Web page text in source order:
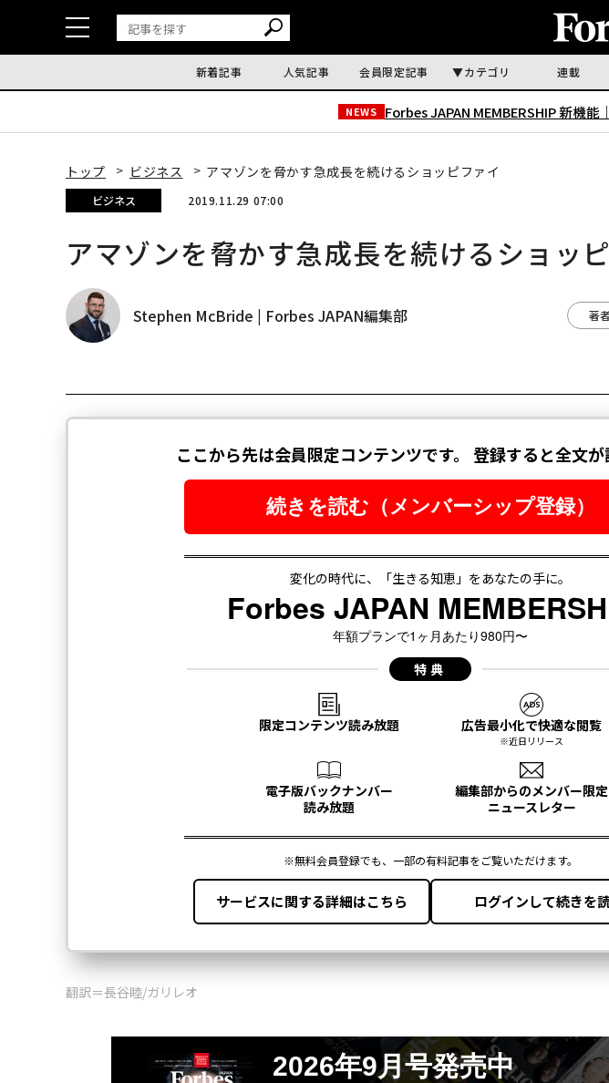
新着記事 人気記事 会員限定記事 カテゴリ 連載
NEWS Forbes JAPAN MEMBERSHIP 新機能｜
トップ ビジネス アマゾンを脅かす急成長を続けるショッピファイ
ビジネス 2019.11.29 07:00
アマゾンを脅かす急成長を続けるショッ
Stephen McBride | Forbes JAPAN編集部 著
翻訳＝長谷睦/ガリレオ
2026年9月号発売中